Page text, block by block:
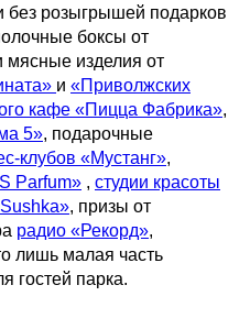
без розыгрышей подарков
боксы от
изделия от
и «Приволжских
кафе «Пицца Фабрика»,
5», подарочные
клубов «Мустанг»,
Parfum» , студии красоты
, призы от
радио «Рекорд»,
лишь малая часть
гостей парка.